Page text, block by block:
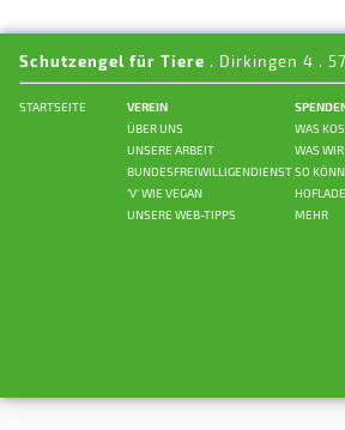
Schutzengel für Tiere . Dirkingen 4 .
STARTSEITE
VEREIN
ÜBER UNS
UNSERE ARBEIT
BUNDESFREIWILLIGENDIENST
'V' WIE VEGAN
UNSERE WEB-TIPPS
WAS
WAS
SO
MEHR